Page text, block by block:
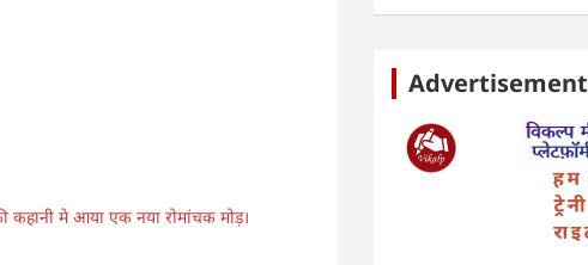
कहानी मे आया एक नया रोमांचक मोड़।
Advertisement